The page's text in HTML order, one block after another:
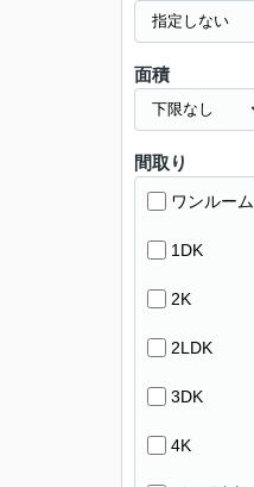
面積
間取り
ワンルーム
1DK
2K
2LDK
3DK
4K